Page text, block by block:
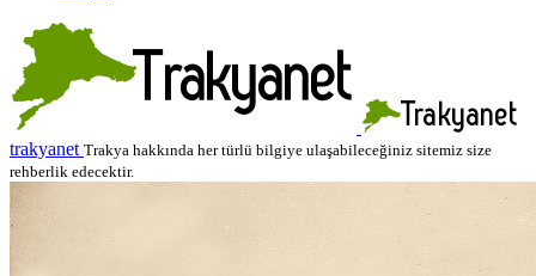
trakyanet Trakya hakkında her türlü bilgiye ulaşabileceğiniz sitemiz size
rehberlik edecektir.